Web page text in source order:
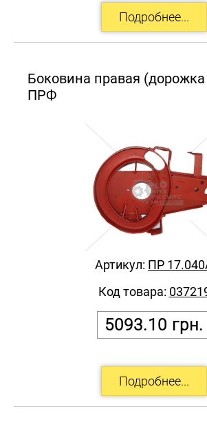
Боковина правая (дорожка
ПРФ
5093.10 грн.
Артикул: ПР
Код товара: